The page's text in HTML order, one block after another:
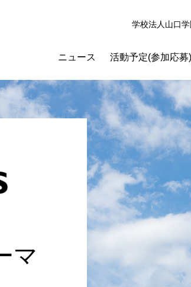
学校法人山口学
ニュース 活動予定(参加応募)
マ